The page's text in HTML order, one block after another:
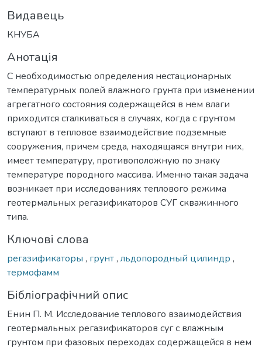
Видавець
КНУБА
Анотація
С необходимостью определения нестационарных
температурных полей влажного грунта при изменении
агрегатного состояния содержащейся в нем влаги
приходится сталкиваться в случаях, когда с грунтом
вступают в тепловое взаимодействие подземные
сооружения, причем среда, находящаяся внутри них,
имеет температуру, противоположную по знаку
температуре породного массива. Именно такая задача
возникает при исследованиях теплового режима
геотермальных регазификаторов СУГ скважинного
типа.
Ключові слова
регазификаторы , грунт, льдопородный цилиндр ,
термофамм
Бібліографічний опис
Енин П. М. Исследование теплового взаимодействия
геотермальных регазификаторов суг с влажным
грунтом при фазовых переходах содержащейся в нем